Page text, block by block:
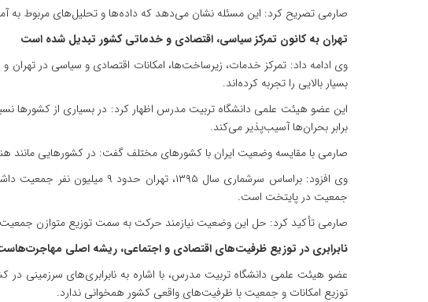
صارمی تصریح کرد: این مسئله نشان می‌دهد که داده‌ها و تحلیل‌های مربوط
تهران به کانون تمرکز سیاسی، اقتصادی و خدماتی کشور تبدیل شده است
بسیار بالایی را تجربه کرده‌اند.
این عضو هیئت علمی دانشگاه تربیت مدرس اظهار کرد: در بسیاری از کشورها
برابر بحران‌ها آسیب‌پذیر می‌کند.
صارمی با مقایسه وضعیت ایران با کشورهای مختلف گفت: در کشورهایی مانند
جمعیت در پایتخت است.
صارمی تأکید کرد: حل این وضعیت نیازمند حرکت به سمت توزیع متوازن
نابرابری در توزیع ظرفیت‌های اقتصادی و اجتماعی، ریشه اصلی
عضو هیئت علمی دانشگاه تربیت مدرس، با اشاره به نابرابری‌های سرزمینی
توزیع امکانات و جمعیت با ظرفیت‌های واقعی کشور همخوانی ندارد.